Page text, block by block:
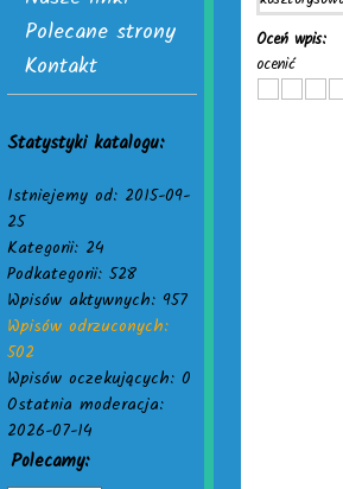
Polecane strony
Kontakt
Statystyki katalogu:
Istniejemy od: 2015-09-
25
Kategorii: 24
Podkategorii: 528
Wpisów aktywnych: 957
Wpisów odrzuconych:
502
Wpisów oczekujących: 0
Ostatnia moderacja:
2026-07-14
Polecamy:
Oceń wpis:
ocenić